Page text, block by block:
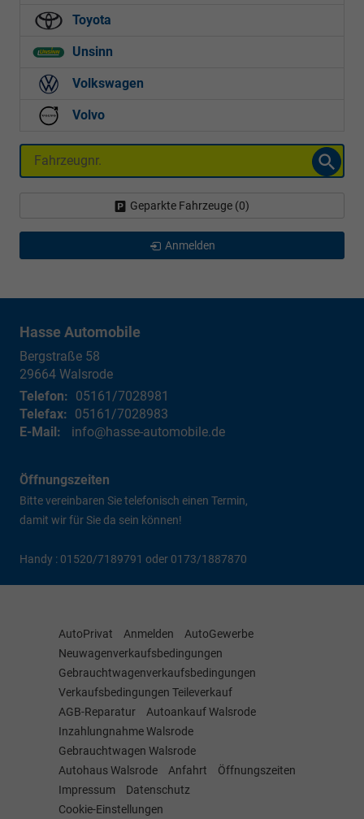
Toyota
Unsinn
Volkswagen
Volvo
Fahrzeugnr.
Geparkte Fahrzeuge (0)
Anmelden
Hasse Automobile
Bergstraße 58
29664 Walsrode
Telefon: 05161/7028981
Telefax: 05161/7028983
E-Mail:
info@hasse-automobile.de
Öffnungszeiten
Bitte vereinbaren Sie telefonisch einen Termin,
damit wir für Sie da sein können!
Handy : 01520/7189791 oder 0173/1887870
AutoPrivat Anmelden
AutoGewerbe
Neuwagenverkaufsbedingungen
Gebrauchtwagenverkaufsbedingungen
Verkaufsbedingungen Teileverkauf
AGB-Reparatur
Autoankauf Walsrode
Inzahlungnahme Walsrode
Gebrauchtwagen Walsrode
Autohaus Walsrode
Anfahrt
Öffnungszeiten
Impressum
Datenschutz
Cookie-Einstellungen